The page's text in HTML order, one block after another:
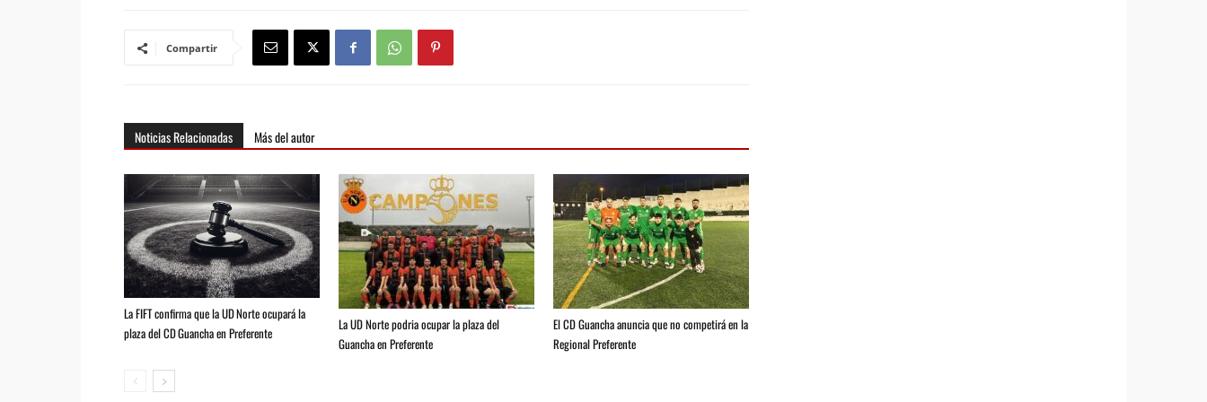
Compartir
Noticias Relacionadas Más del autor
La FIFT confirma que la UD Norte ocupará la
plaza del CD Guancha en Preferente
La UD Norte podria ocupar la plaza del
Guancha en Preferente
El CD Guancha anuncia que no competirá en la
Regional Preferente